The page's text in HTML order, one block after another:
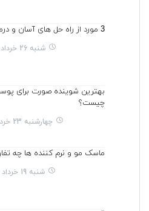
3 مورد از راه حل های آسان و درمان جوش سرسیاه
شنبه 26 خرداد 1403
بهترین شوینده صورت برای
چیست؟
چهارشنبه 23 خرداد 1403
ماسک مو و نرم کننده ها چه
شنبه 19 خرداد 1403